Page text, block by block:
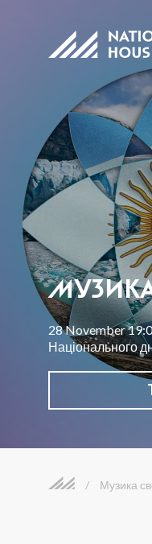
28 November
Національного
/ Музика